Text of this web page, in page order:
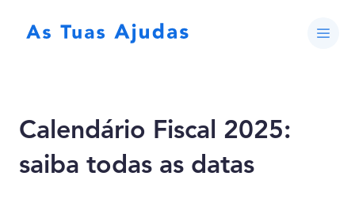
Calendário Fiscal 2025:
saiba todas as datas